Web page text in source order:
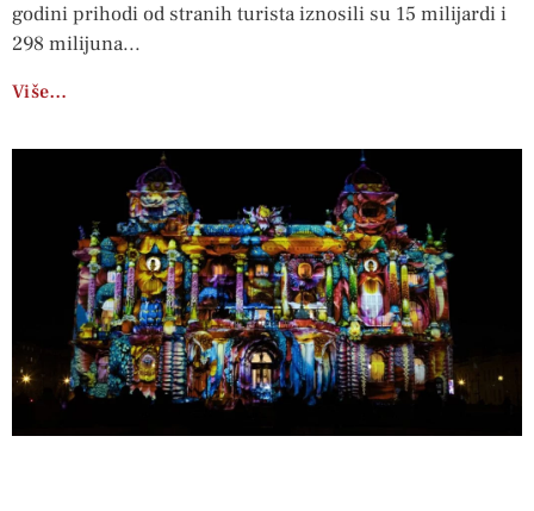
godini prihodi od stranih turista iznosili su 15 milijardi i
298 milijuna
Više…